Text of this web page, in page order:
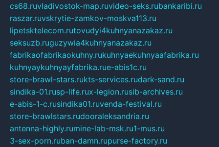
cs68.ruvladivostok-map.ruvideo-seks.rubankaribi.ru
raszar.ruvskrytie-zamkov-moskva113.ru
lipetsktelecom.rutovudyi4kuhnyanazakaz.ru
seksuzb.ruguzywia4kuhnyanazakaz.ru
fabrikaofabrikaokuhny.rukuhnyaekuhnyaafabrika.ru
kuhnyaykuhnyayfabrika.rue-abis1c.ru
store-brawl-stars.rukts-services.rudark-sand.ru
sindika-01.rusp-life.rux-legion.rusib-archives.ru
e-abis-1-c.rusindika01.ruvenda-festival.ru
store-brawlstars.rudooraleksandria.ru
antenna-highly.rumine-lab-msk.ru1-mus.ru
3-sex-porn.ruban-damn.rupurse-factory.ru